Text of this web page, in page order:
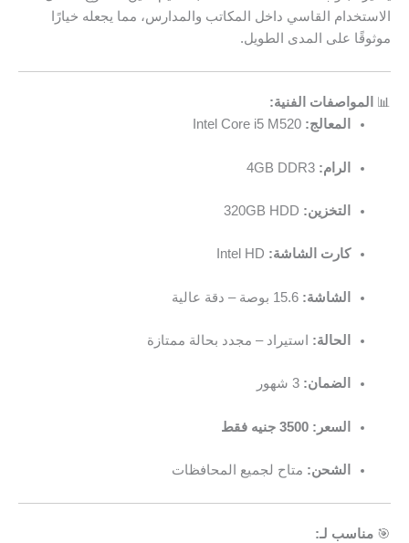
الاستخدام القاسي داخل المكاتب والمدارس، مما يجعله خيارًا
موثوقًا على المدى الطويل.
📊
المواصفات الفنية:
المعالج:
الرام:
التخزين:
كارت الشاشة:
الشاشة:
الحالة: استيراد – مجدد بحالة ممتازة
الضمان:
السعر: 3500 جنيه فقط
الشحن: متاح لجميع المحافظات
🎯 مناسب لـ: